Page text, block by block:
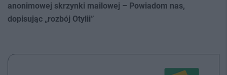
anonimowej skrzynki mailowej – Powiadom nas,
dopisując „rozbój Otylii”